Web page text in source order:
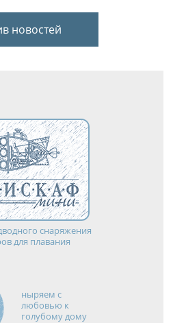
новостей
снаряжения
для плавания
ныряем с
любовью к
голубому дому